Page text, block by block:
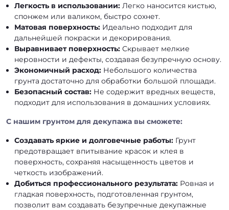
Легкость в использовании: Легко наносится кистью,
спонжем или валиком, быстро сохнет.
Матовая поверхность: Идеально подходит для
дальнейшей покраски и декорирования.
Выравнивает поверхность: Скрывает мелкие
неровности и дефекты, создавая безупречную основу.
Экономичный расход: Небольшого количества
грунта достаточно для обработки большой площади.
Безопасный состав: Не содержит вредных веществ,
подходит для использования в домашних условиях.
С нашим грунтом для декупажа вы сможете:
Создавать яркие и долговечные работы: Грунт
предотвращает впитывание красок и клея в
поверхность, сохраняя насыщенность цветов и
четкость изображений.
Добиться профессионального результата: Ровная и
гладкая поверхность, подготовленная грунтом,
позволит вам создавать безупречные декупажные